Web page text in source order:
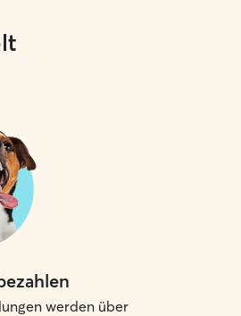
werden über